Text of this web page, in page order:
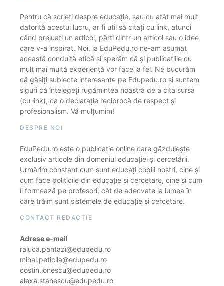
Pentru că scrieți despre educație, sau cu atât mai mult
datorită acestui lucru, ar fi util să citați cu link, atunci
când preluați un articol, părți dintr-un articol sau o idee
care v-a inspirat. Noi, la EduPedu.ro ne-am asumat
această conduită etică și sperăm că și publicațiile cu
mult mai multă experiență vor face la fel. Ne bucurăm
că găsiți subiecte interesante pe Edupedu.ro și suntem
siguri că înțelegeți rugămintea noastră de a cita sursa
(cu link), ca o declarație reciprocă de respect și
profesionalism. Vă mulțumim!
DESPRE NOI
EduPedu.ro este o publicație online care găzduiește
exclusiv articole din domeniul educației și cercetării.
Urmărim constant cum sunt educați copiii noștri, cine și
cum face politicile din educație și cercetare, cine și cum
îi formează pe profesori, cât de adecvate la lumea în
care trăim sunt sistemele de educație și cercetare.
CONTACT REDACȚIE
Adrese e-mail
raluca.pantazi@edupedu.ro
mihai.peticila@edupedu.ro
costin.ionescu@edupedu.ro
alexa.stanescu@edupedu.ro